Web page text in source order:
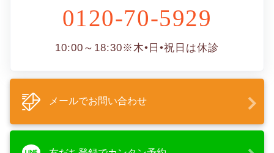
0120-70-5929
10:00～18:30※木•日•祝日は休診
メールでお問い合わせ